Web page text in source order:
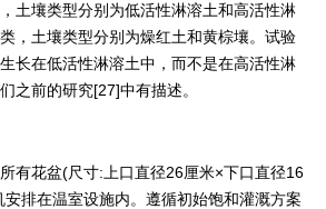
土壤类型分别为低活性淋溶土和高活性淋
，土壤类型分别为燥红土和黄棕壤。试验
长在低活性淋溶土中，而不是在高活性淋
之前的研究[27]中有描述。
有花盆(尺寸:上口直径26厘米×下口直径16
排在温室设施内。遵循初始饱和灌溉方案